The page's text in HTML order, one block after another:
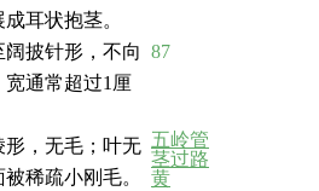
耳状抱茎。
阔披针形，不向
宽通常超过1厘
87
形，无毛；叶无
稀疏小刚毛。
五岭管
茎过路
黄